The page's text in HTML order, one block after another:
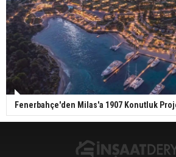
Fenerbahçe'den Milas'a 1907 Konutluk